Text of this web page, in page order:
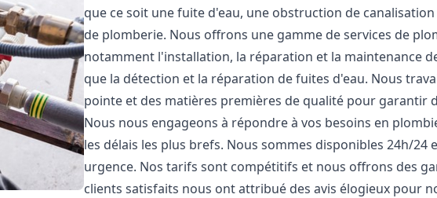
que ce soit une fuite d'eau, une obstruction de
de plomberie. Nous offrons une gamme de services de
notamment l'installation, la réparation et la maintenance
que la détection et la réparation de fuites d'eau. Nous
pointe et des matières premières de qualité pour garantir
Nous nous engageons à répondre à vos besoins en
les délais les plus brefs. Nous sommes disponibles 24h/24
urgence. Nos tarifs sont compétitifs et nous offrons des
clients satisfaits nous ont attribué des avis élogieux pour